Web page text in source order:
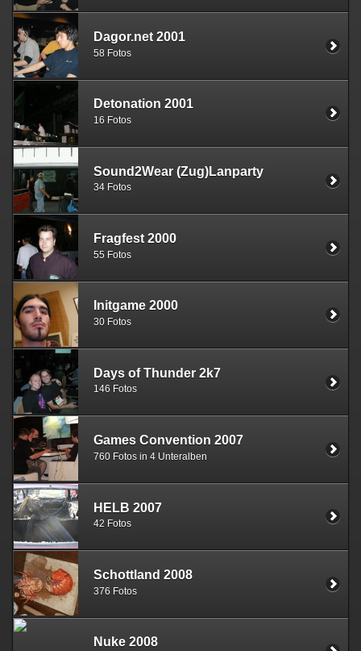
Dagor.net 2001
58 Fotos
Detonation 2001
16 Fotos
Sound2Wear (Zug)Lanparty
34 Fotos
Fragfest 2000
55 Fotos
Initgame 2000
30 Fotos
Days of Thunder 2k7
146 Fotos
Games Convention 2007
760 Fotos in 4 Unteralben
HELB 2007
42 Fotos
Schottland 2008
376 Fotos
Nuke 2008